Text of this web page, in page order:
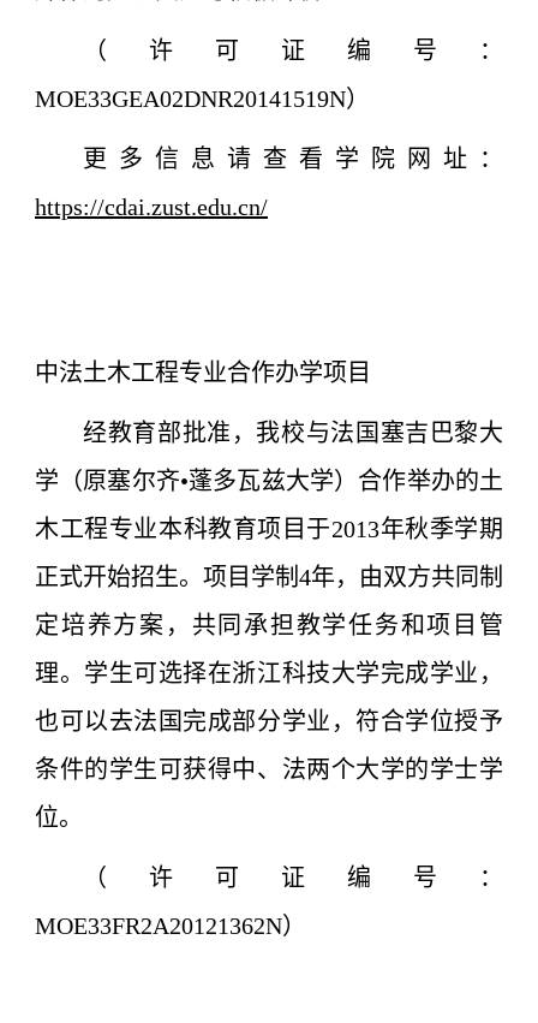
（许可证编号：
MOE33GEA02DNR20141519N）
更多信息请查看学院网址：
https://cdai.zust.edu.cn/
中法土木工程专业合作办学项目
经教育部批准，我校与法国塞吉巴黎大
学（原塞尔齐•蓬多瓦兹大学）合作举办的土
木工程专业本科教育项目于2013年秋季学期
正式开始招生。项目学制4年，由双方共同制
定培养方案，共同承担教学任务和项目管
理。学生可选择在浙江科技大学完成学业，
也可以去法国完成部分学业，符合学位授予
条件的学生可获得中、法两个大学的学士学
位。
（许可证编号：
MOE33FR2A20121362N）